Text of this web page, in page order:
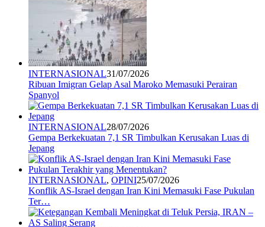
INTERNASIONAL31/07/2026
Ribuan Imigran Gelap Asal Maroko Memasuki Perairan
Spanyol
INTERNASIONAL28/07/2026
Gempa Berkekuatan 7,1 SR Timbulkan Kerusakan Luas di
Jepang
INTERNASIONAL, OPINI25/07/2026
Konflik AS-Israel dengan Iran Kini Memasuki Fase Pukulan
Ter…